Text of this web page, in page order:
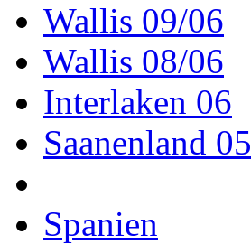
Wallis 09/06
Wallis 08/06
Interlaken 06
Saanenland 05
Spanien